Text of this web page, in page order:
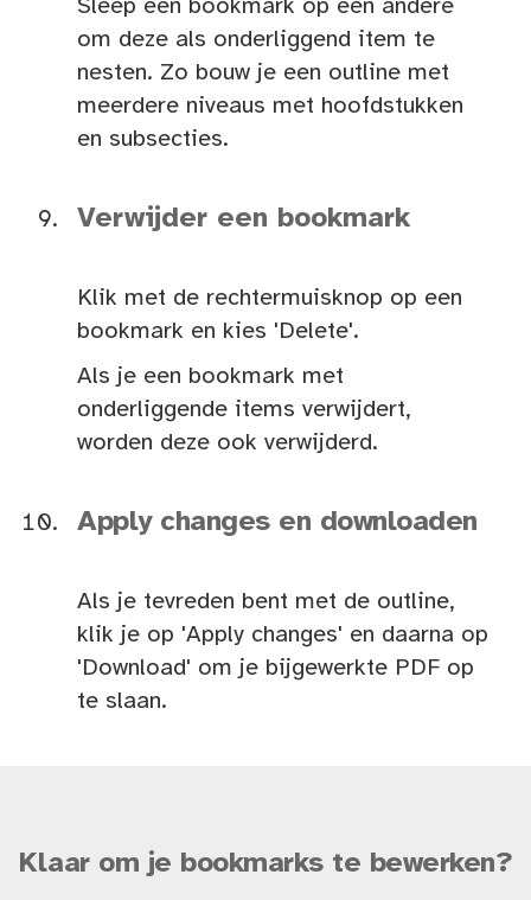
Sleep een bookmark op een andere
om deze als onderliggend item te
nesten. Zo bouw je een outline met
meerdere niveaus met hoofdstukken
en subsecties.
Verwijder een bookmark
Klik met de rechtermuisknop op een
bookmark en kies 'Delete'.
Als je een bookmark met
onderliggende items verwijdert,
worden deze ook verwijderd.
Apply changes en downloaden
Als je tevreden bent met de outline,
klik je op 'Apply changes' en daarna op
'Download' om je bijgewerkte PDF op
te slaan.
Klaar om je bookmarks te bewerken?